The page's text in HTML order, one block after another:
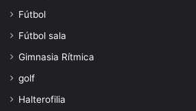
Fútbol
Fútbol sala
Gimnasia Rítmica
golf
Halterofilia